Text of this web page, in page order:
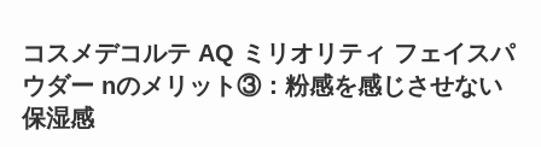
コスメデコルテ AQ ミリオリティ フェイスパ
ウダー nのメリット③：粉感を感じさせない
保湿感